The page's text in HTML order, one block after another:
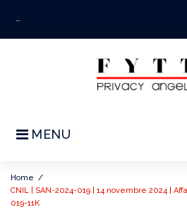
content
MENU
Home /
CNIL | SAN-2024-019 | 14 novembre 2024 |
019-11K